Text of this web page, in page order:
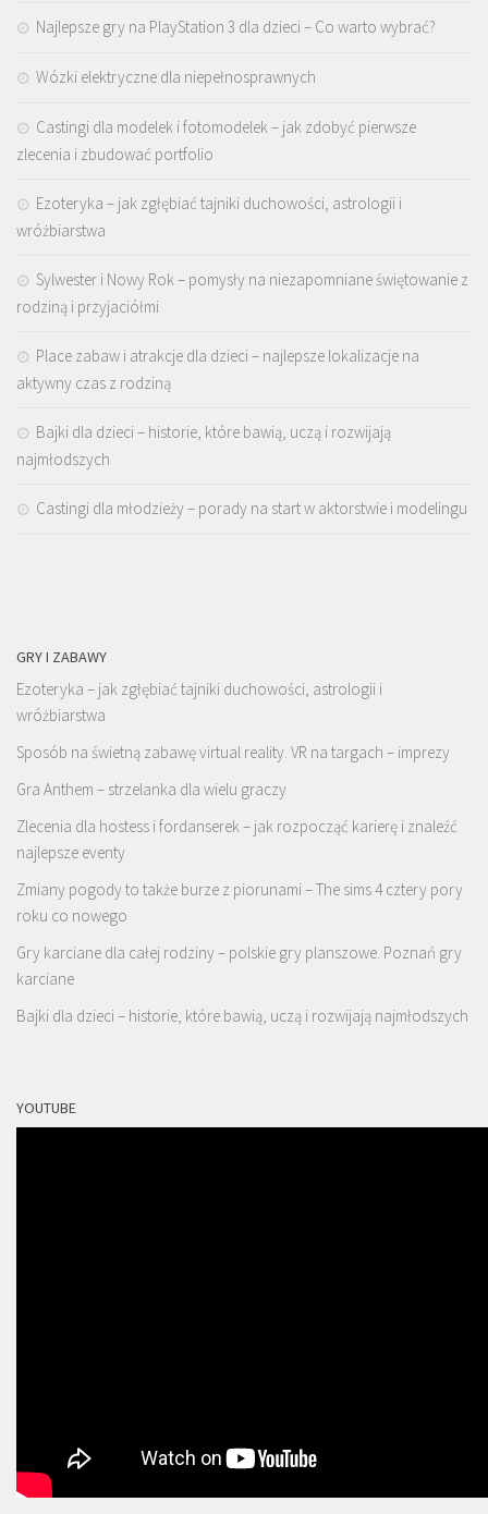
Najlepsze gry na PlayStation 3 dla dzieci – Co warto wybrać?
Wózki elektryczne dla niepełnosprawnych
Castingi dla modelek i fotomodelek – jak zdobyć pierwsze
zlecenia i zbudować portfolio
Ezoteryka – jak zgłębiać tajniki duchowości, astrologii i
wróżbiarstwa
Sylwester i Nowy Rok – pomysły na niezapomniane świętowanie z
rodziną i przyjaciółmi
Place zabaw i atrakcje dla dzieci – najlepsze lokalizacje na
aktywny czas z rodziną
Bajki dla dzieci – historie, które bawią, uczą i rozwijają
najmłodszych
Castingi dla młodzieży – porady na start w aktorstwie i modelingu
GRY I ZABAWY
Ezoteryka – jak zgłębiać tajniki duchowości, astrologii i
wróżbiarstwa
Sposób na świetną zabawę virtual reality. VR na targach – imprezy
Gra Anthem – strzelanka dla wielu graczy
Zlecenia dla hostess i fordanserek – jak rozpocząć karierę i znaleźć
najlepsze eventy
Zmiany pogody to także burze z piorunami – The sims 4 cztery pory
roku co nowego
Gry karciane dla całej rodziny – polskie gry planszowe. Poznań gry
karciane
Bajki dla dzieci – historie, które bawią, uczą i rozwijają najmłodszych
YOUTUBE